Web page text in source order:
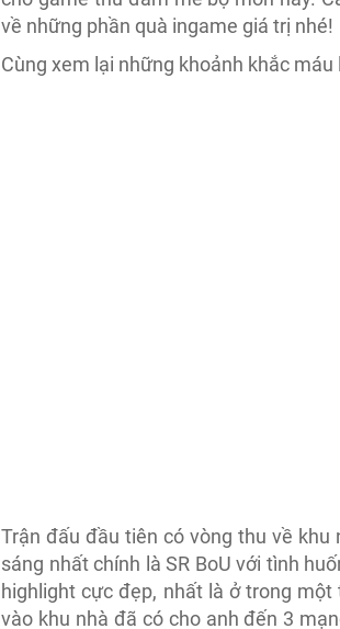
về những phần quà ingame giá trị nhé!
Cùng xem lại những khoảnh khắc
Trận đấu đầu tiên có vòng thu về
sáng nhất chính là SR BoU với tình
highlight cực đẹp, nhất là ở trong
vào khu nhà đã có cho anh đến 3